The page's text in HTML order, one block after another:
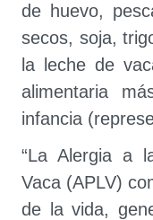
de huevo,
secos, soja,
la leche de
alimentaria
infancia
“La Alergia a
Vaca (APLV)
de la vida,